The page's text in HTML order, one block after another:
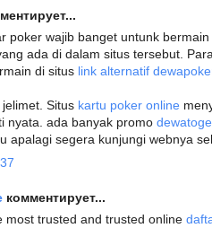
poker wajib banget untunk
ada di dalam situs tersebut.
di situs link alternatif
Situs kartu poker online
nyata. ada banyak promo
apalagi segera kunjungi webnya
комментирует...
most trusted and trusted online